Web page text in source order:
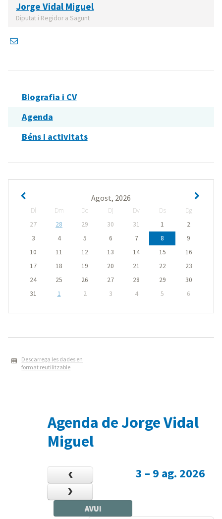
Jorge Vidal Miguel
Diputat i Regidor a Sagunt
Biografia i CV
Agenda
Béns i activitats
Agost, 2026
Dl Dm Dc Dj Dv Ds
Dg
27
28 29 30 31 1
2
3
4 5 6 7 8
9
10
11 12 13 14 15
16
17
18 19 20 21 22
23
24
25 26 27 28 29
30
31
1 2 3 4 5 6
Descarrega les dades en
format reutilitzable
Agenda de Jorge Vidal
Miguel
AVUI
3 – 9 ag. 2026